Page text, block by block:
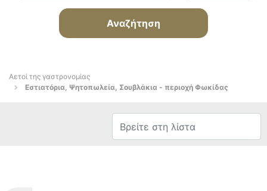
Αναζήτηση
Αετοί της γαστρονομίας
Εστιατόρια, Ψητοπωλεία, Σουβλάκια - περιοχή Φωκίδας